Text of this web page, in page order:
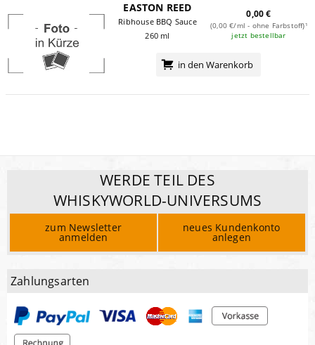
EASTON REED
Ribhouse BBQ Sauce
260 ml
0,00 €
(0,00 €/ml - ohne Farbstoff)¹
jetzt bestellbar
in den Warenkorb
WERDE TEIL DES
WHISKYWORLD-UNIVERSUMS
zum Newsletter
anmelden
neues Kundenkonto
anlegen
Zahlungsarten